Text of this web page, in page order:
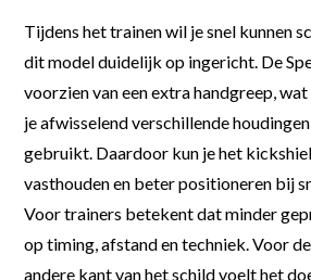
Tijdens het trainen wil je snel kunnen
dit model duidelijk op ingericht. De
voorzien van een extra handgreep,
je afwisselend verschillende
gebruikt. Daardoor kun je het
vasthouden en beter positioneren bij
Voor trainers betekent dat minder
op timing, afstand en techniek. Voor
andere kant van het schild voelt het